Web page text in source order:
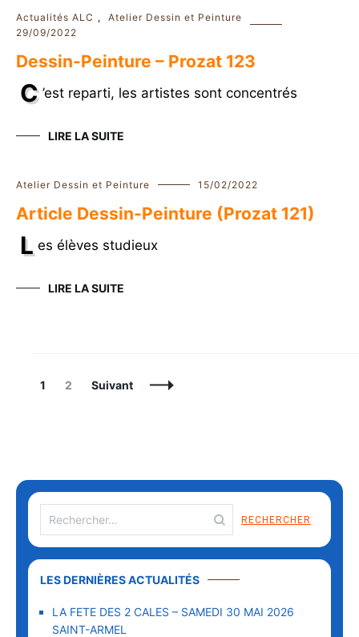
Actualités ALC ,
Atelier Dessin et Peinture
29/09/2022
Dessin-Peinture – Prozat 123
C ’est reparti, les artistes sont concentrés
LIRE LA SUITE
Atelier Dessin et Peinture 15/02/2022
Article Dessin-Peinture (Prozat 121)
L es élèves studieux
LIRE LA SUITE
Navigation
Page
1 Page
2 Suivant
LES DERNIÈRES ACTUALITÉS
LA FETE DES 2 CALES – SAMEDI 30 MAI 2026
SAINT-ARMEL